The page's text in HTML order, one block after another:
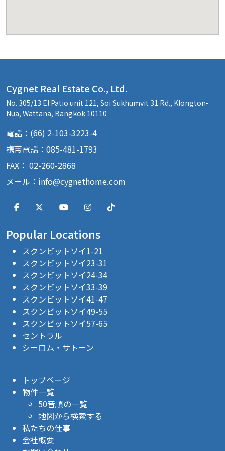
Cygnet Real Estate Co., Ltd.
No. 305/13 El Patio unit 121, Soi Sukhumvit 31 Rd., Klongton-
Nua, Wattana, Bangkok 10110
電話：(66) 2-103-3223-4
携帯電話：085-481-1793
FAX： 02-260-2868
メール： info@cygnethome.com
Popular Locations
スクンビットソイ1-21
スクンビットソイ23-31
スクンビットソイ24-34
スクンビットソイ33-39
スクンビットソイ41-47
スクンビットソイ49-55
スクンビットソイ57-65
セントラル
シーロム・サトーン
トップページ
物件一覧
50音順の一覧
地図から検索する
私たちの仕事
会社概要